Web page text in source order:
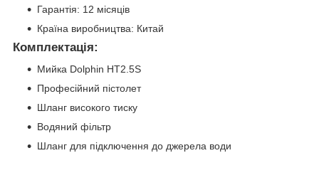
Гарантія: 12 місяців
Країна виробництва: Китай
Комплектація:
Мийка Dolphin HT2.5S
Професійний пістолет
Шланг високого тиску
Водяний фільтр
Шланг для підключення до джерела води